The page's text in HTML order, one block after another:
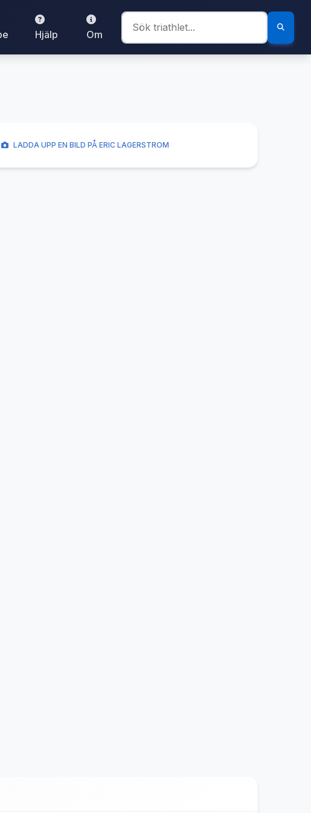
Hjälp Om
LADDA UPP EN BILD PÅ ERIC LAGERSTROM